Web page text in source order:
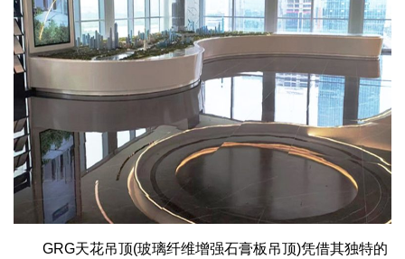
GRG天花吊顶(玻璃纤维增强石膏板吊顶)凭借其独特的